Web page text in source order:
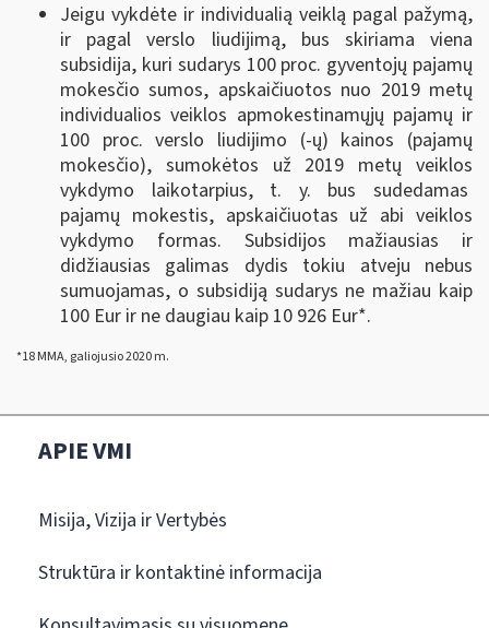
Jeigu vykdėte ir individualią veiklą pagal pažymą,
ir pagal verslo liudijimą, bus skiriama viena
subsidija, kuri sudarys 100 proc. gyventojų pajamų
mokesčio sumos, apskaičiuotos nuo 2019 metų
individualios veiklos apmokestinamųjų pajamų ir
100 proc. verslo liudijimo (-ų) kainos (pajamų
mokesčio), sumokėtos už 2019 metų veiklos
vykdymo laikotarpius, t. y. bus sudedamas
pajamų mokestis, apskaičiuotas už abi veiklos
vykdymo formas. Subsidijos mažiausias ir
didžiausias galimas dydis tokiu atveju nebus
sumuojamas, o subsidiją sudarys ne mažiau kaip
100 Eur ir ne daugiau kaip 10 926 Eur*.
*18 MMA, galiojusio 2020 m.
APIE VMI
Misija, Vizija ir Vertybės
Struktūra ir kontaktinė informacija